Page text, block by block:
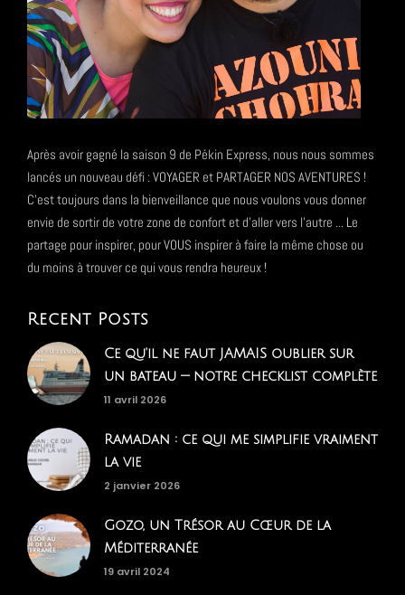
Après avoir gagné la saison 9 de Pékin Express, nous nous sommes
lancés un nouveau défi : VOYAGER et PARTAGER NOS AVENTURES !
C'est toujours dans la bienveillance que nous voulons vous donner
envie de sortir de votre zone de confort et d'aller vers l'autre ... Le
partage pour inspirer, pour VOUS inspirer à faire la même chose ou
du moins à trouver ce qui vous rendra heureux !
Recent Posts
Ce qu'il ne faut JAMAIS oublier sur
un bateau — notre checklist complète
11 avril 2026
Ramadan : ce qui me simplifie vraiment
la vie
2 janvier 2026
Gozo, un Trésor au Cœur de la
Méditerranée
19 avril 2024